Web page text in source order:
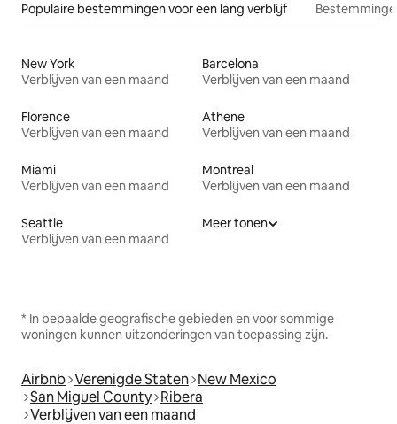
Populaire bestemmingen voor een lang verblijf
New York
Verblijven van een maand
Barcelona
Verblijven van een maand
Florence
Verblijven van een maand
Athene
Verblijven van een maand
Miami
Verblijven van een maand
Montreal
Verblijven van een maand
Seattle
Verblijven van een maand
Meer tonen
* In bepaalde geografische gebieden en voor sommige
woningen kunnen uitzonderingen van toepassing zijn.
Airbnb Verenigde Staten New Mexico
San Miguel County Ribera
Verblijven van een maand